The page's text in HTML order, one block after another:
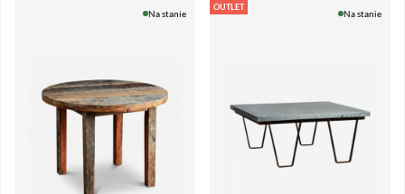
Na stanie
OUTLET
Na stanie